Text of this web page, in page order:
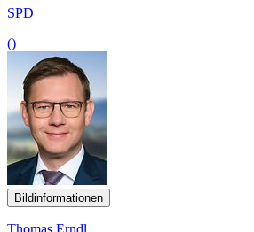
SPD
()
Bildinformationen
Thomas Erndl